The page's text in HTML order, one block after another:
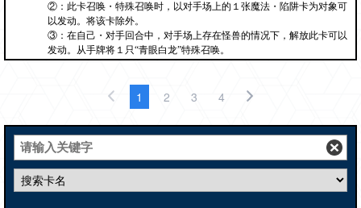
②：此卡召唤・特殊召唤时，以对手场上的１张魔法・陷阱卡为对象可
以发动。将该卡除外。
③：在自己・对手回合中，对手场上存在怪兽的情况下，解放此卡可以
发动。从手牌将１只“青眼白龙”特殊召唤。
1 2 3 4